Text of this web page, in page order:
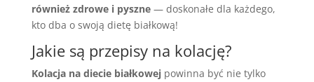
również zdrowe i pyszne— doskonałe dla każdego,
kto dba o swoją dietę białkową!
Jakie są przepisy na kolację?
Kolacja na diecie białkowejpowinna być nie tylko